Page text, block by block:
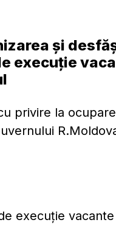
și
execuție
privire la
execuție